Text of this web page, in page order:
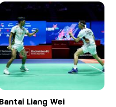
Bantai Liang Wei